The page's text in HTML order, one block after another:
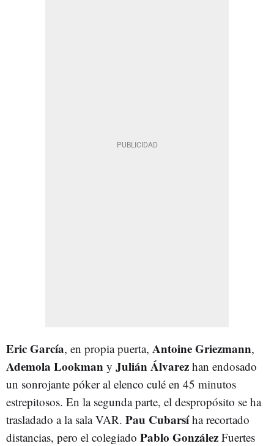
Eric García, en propia puerta, Antoine Griezmann,
Ademola Lookman y Julián Álvarez han endosado
un sonrojante póker al elenco culé en 45 minutos
estrepitosos. En la segunda parte, el despropósito se ha
trasladado a la sala VAR. Pau Cubarsíha recortado
distancias, pero el colegiado Pablo González Fuertes